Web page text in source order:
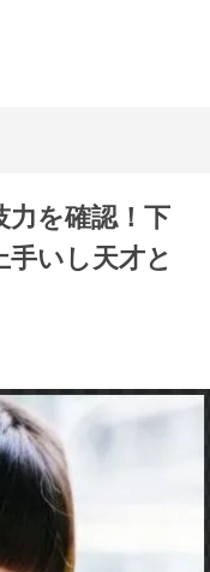
力を確認！下
手いし天才と